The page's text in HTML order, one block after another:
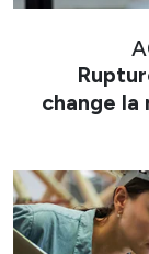
change la